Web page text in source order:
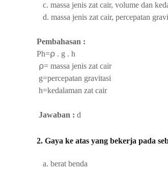
c. massa jenis zat cair, volume dan
d. massa jenis zat cair, percepatan
Pembahasan :
Ph=⍴ . g . h
⍴= massa jenis zat cair
g=percepatan gravitasi
h=kedalaman zat cair
Jawaban : d
2. Gaya ke atas yang bekerja pada
a. berat benda